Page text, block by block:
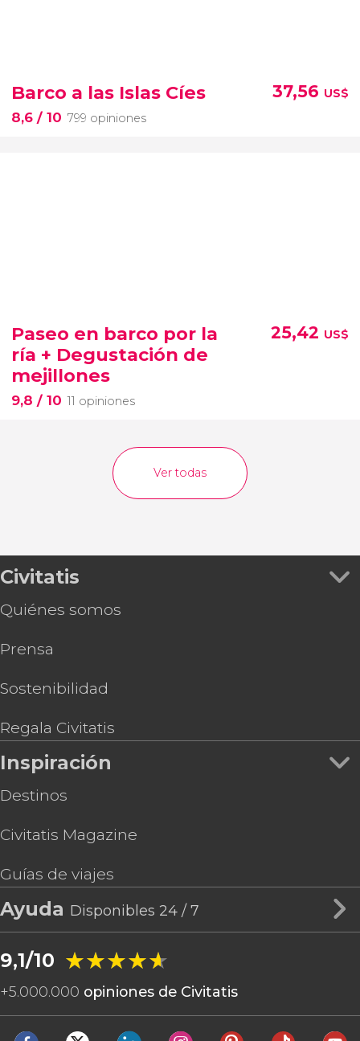
Barco a las Islas Cíes
8,6 / 10 799 opiniones
37,56 US$
Paseo en barco por la
ría + Degustación de
mejillones
9,8 / 10 11 opiniones
25,42 US$
Ver todas
Civitatis
Quiénes somos
Prensa
Sostenibilidad
Regala Civitatis
Inspiración
Destinos
Civitatis Magazine
Guías de viajes
Ayuda Disponibles 24 / 7
9,1/10 ★★★★★
★★★★★
+5.000.000 opiniones de Civitatis